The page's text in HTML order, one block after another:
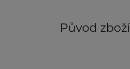
Původ zboží